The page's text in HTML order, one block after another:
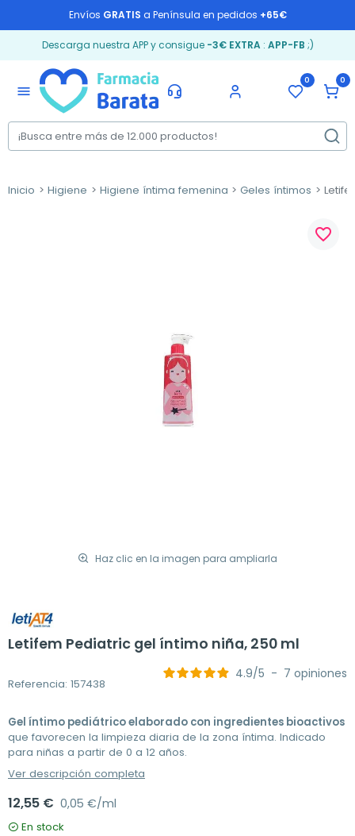
Envíos GRATIS a Península en pedidos +65€
Descarga nuestra APP y consigue -3€ EXTRA: APP-FB ;)
menu
0 0
Inicio Higiene Higiene íntima femenina Geles íntimos
Haz clic en la imagen para ampliarla
favorite_border
Letifem Pediatric gel íntimo niña, 250 ml
Referencia: 157438
4.9/5 - 7 opiniones
Gel íntimo pediátrico elaborado con ingredientes bioactivos
que favorecen la limpieza diaria de la zona íntima. Indicado
para niñas a partir de 0 a 12 años.
Ver descripción completa
12,55 € 0,05 €/ml
En stock